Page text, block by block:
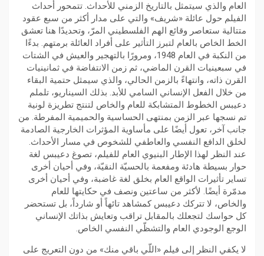
العام والذي سيتمثل بالتاريخ الزمني للأحداث. تتمحور أحداث
الفيلم حول عائلة «شريف» والتي على مدار أكثر من سبع عقود
متتالية ستعاصر وقائع الهم الفلسطيني المرّ، وتحديدًا هنا تعشق
الخط الخاص بالعام لتبرز التأثير على أفراد العائلة برمتهم. بدءًا
من النكبة في العام 1948، ومرورًا بالتهجير والعيش في الشتات
في سبعينيات القرن الماضي، ثم زمن الانتفاضة في ثمانينيات
القرن ذاته، وانتهاءً بالزمن الحالي، والذي سيمثل حتمية البقاء
من خلال الفعل الإنساني السامي للأبد. بذلك السيناريو، تلملم
دعيبس الخطوط المتشابكة للعام والخاص لتنتج تطريزة لونية
تم نسجها عبر الزمن بمنتهى الحساسية والحميمية المفرطة. من
جانب آخر، تعول أيضًا على مأساوية المؤثرات الخارجية الصادمة
لخلق الدافع النفسي والعاطفي للشخوص في مسار الأحداث.
عند النظر لهذا الإطار البنيوي العام للفيلم، تصوغ دعيبس لغة
حوار بسيطة هادئة ومفعمة بالحسيّة النقيّة، وفي أحيان أخرى
تساير تأثيرات الواقع العام بخلق لغة غاضبة، وفي أحيان أخرى
مدمّرة أيضًا. لأكثر من ساعتين ونصف في حكايتها للعام
والخاص، لا تتركك دعيبس كمشاهد تائهاً أو شارداً، بل تستحضر
كل حواسك لتجعلك بالمقابل تراقب وتعايش بذاتك الإنساني
الوجع الوجودي العام والتشظّي النفسي الخاص.
لا يكفي النظر إلى فيلم «اللّي باقي منك» من دون التعريج على